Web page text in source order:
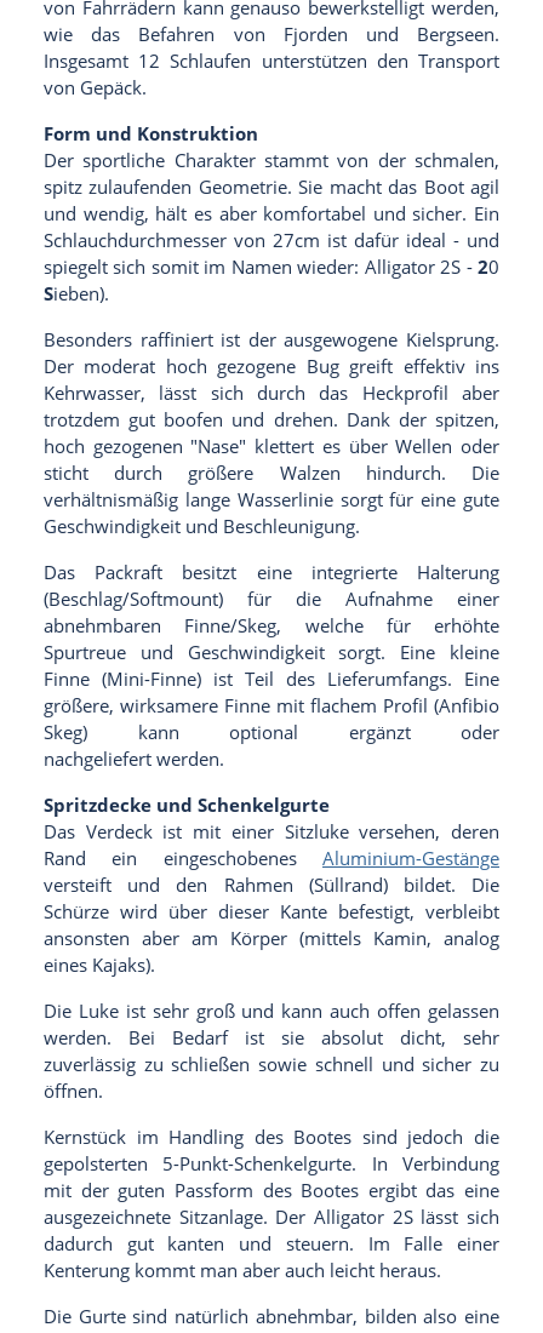
von Fahrrädern kann genauso bewerkstelligt werden,
wie das Befahren von Fjorden und Bergseen.
Insgesamt 12 Schlaufen unterstützen den Transport
von Gepäck.
Form und Konstruktion
Der sportliche Charakter stammt von der schmalen,
spitz zulaufenden Geometrie. Sie macht das Boot agil
und wendig, hält es aber komfortabel und sicher. Ein
Schlauchdurchmesser von 27cm ist dafür ideal - und
spiegelt sich somit im Namen wieder: Alligator 2S - 20
Sieben).
Besonders raffiniert ist der ausgewogene Kielsprung.
Der moderat hoch gezogene Bug greift effektiv ins
Kehrwasser, lässt sich durch das Heckprofil aber
trotzdem gut boofen und drehen. Dank der spitzen,
hoch gezogenen "Nase" klettert es über Wellen oder
sticht durch größere Walzen hindurch. Die
verhältnismäßig lange Wasserlinie sorgt für eine gute
Geschwindigkeit und Beschleunigung.
Das Packraft besitzt eine integrierte Halterung
(Beschlag/Softmount) für die Aufnahme einer
abnehmbaren Finne/Skeg, welche für erhöhte
Spurtreue und Geschwindigkeit sorgt. Eine kleine
Finne (Mini-Finne) ist Teil des Lieferumfangs. Eine
größere, wirksamere Finne mit flachem Profil (Anfibio
Skeg) kann optional ergänzt oder
nachgeliefert werden.
Spritzdecke und Schenkelgurte
Das Verdeck ist mit einer Sitzluke versehen, deren
Rand ein eingeschobenes Aluminium-Gestänge
versteift und den Rahmen (Süllrand) bildet. Die
Schürze wird über dieser Kante befestigt, verbleibt
ansonsten aber am Körper (mittels Kamin, analog
eines Kajaks).
Die Luke ist sehr groß und kann auch offen gelassen
werden. Bei Bedarf ist sie absolut dicht, sehr
zuverlässig zu schließen sowie schnell und sicher zu
öffnen.
Kernstück im Handling des Bootes sind jedoch die
gepolsterten 5-Punkt-Schenkelgurte. In Verbindung
mit der guten Passform des Bootes ergibt das eine
ausgezeichnete Sitzanlage. Der Alligator 2S lässt sich
dadurch gut kanten und steuern. Im Falle einer
Kenterung kommt man aber auch leicht heraus.
Die Gurte sind natürlich abnehmbar, bilden also eine